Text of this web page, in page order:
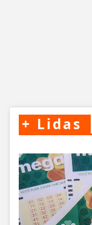
+ Lidas